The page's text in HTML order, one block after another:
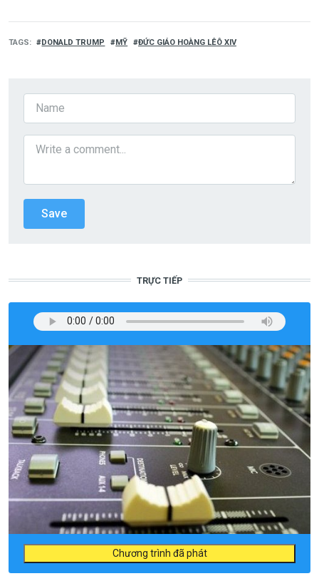
TAGS DONALD TRUMP MỸ ĐỨC GIÁO HOÀNG LÊÔ XIV
TRỰC TIẾP
Chương trình đã phát